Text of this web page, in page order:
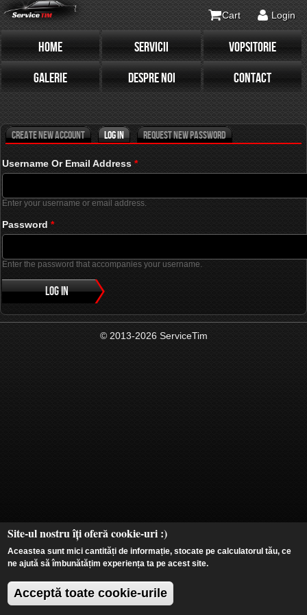
Cart Login
HOME SERVICII
VOPSITORIE
GALERIE
DESPRE NOI CONTACT
Primary tabs
Create new account Log in
(active tab)
Request new password
Username Or Email Address *
Enter your username or email address.
Password *
Enter the password that accompanies your username.
© 2013-2026 ServiceTim
Site-ul nostru îți oferă cookie-uri :)
Aceastea sunt mici cantități de informație, stocate pe calculatorul tău, ce
ne ajută să îmbunătățim experiența ta pe acest site.
Acceptă toate cookie-urile